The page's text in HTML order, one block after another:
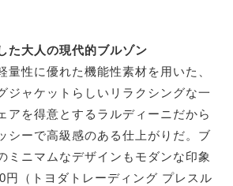
た大人の現代的ブルゾン
量性に優れた機能性素材を用いた、
ジャケットらしいリラクシングな一
アを得意とするラルディーニだから
シーで高級感のある仕上がりだ。ブ
ミニマムなデザインもモダンな印象
円（トヨダトレーディング プレスル